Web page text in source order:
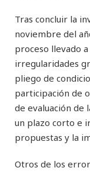
Tras concluir la
noviembre del
proceso llevado
irregularidades
pliego de
participación de
de evaluación de
un plazo corto e
propuestas y la
Otros de los